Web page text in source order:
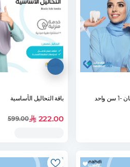
واحد باقة التحاليل الأساسية
222.00
599.00